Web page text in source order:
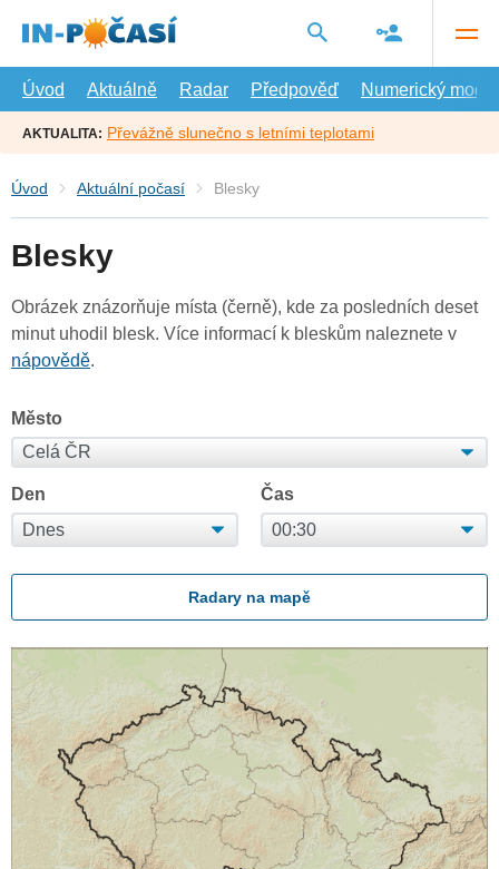
hlavní
Úvod
Aktuálně Radar Předpověď Numerický model
AKTUALITA: Převážně slunečno s letními teplotami
Úvod Aktuální počasí Blesky
Blesky
Obrázek znázorňuje místa (černě), kde za posledních deset
minut uhodil blesk. Více informací k bleskům naleznete v
nápovědě.
Město
Den Čas
Radary na mapě